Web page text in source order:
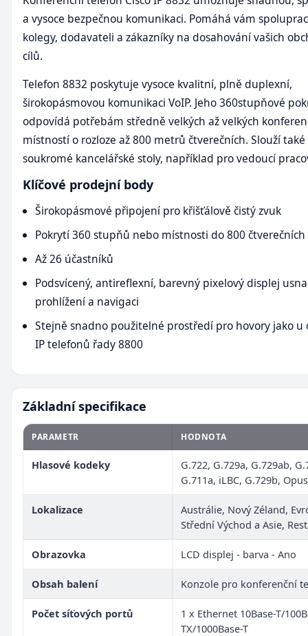
a vysoce bezpečnou komunikaci. Pomáhá vám
kolegy, dodavateli a zákazníky na dosahování vašich
cílů.
Telefon 8832 poskytuje vysoce kvalitní, plně duplexní,
širokopásmovou komunikaci VoIP. Jeho 360stupňové
odpovídá potřebám středně velkých až velkých
místností o rozloze až 800 metrů čtverečních. Slouží
soukromé kancelářské stoly, například pro vedoucí
Klíčové prodejní body
Širokopásmové připojení pro křišťálově čistý zvuk
Pokrytí 360 stupňů nebo místnosti do 800
Až 26 účastníků
Podsvícený, antireflexní, barevný pixelový displej
prohlížení a navigaci
Stejně snadno použitelné prostředí pro hovory jako u
IP telefonů řady 8800
Základní specifikace
PARAMETR HODNOTA
Hlasové kodeky
G.722, G.729a, G.729ab,
G.711a, iLBC, G.729b, Opus
Lokalizace
Austrálie, Nový Zéland,
Střední Východ a Asie,
Obrazovka LCD displej - barva - Ano
Obsah balení Konzole pro konferenční
Počet síťových portů
1 x Ethernet 10Base-T/
TX/1000Base-T